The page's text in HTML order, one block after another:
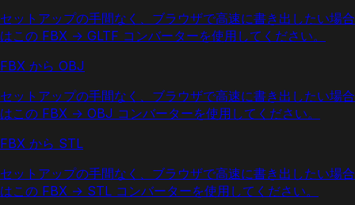
セットアップの手間なく、ブラウザで高速に書き出したい場合
はこの FBX → GLTF コンバーターを使用してください。
FBX から OBJ
セットアップの手間なく、ブラウザで高速に書き出したい場合
はこの FBX → OBJ コンバーターを使用してください。
FBX から STL
セットアップの手間なく、ブラウザで高速に書き出したい場合
はこの FBX → STL コンバーターを使用してください。